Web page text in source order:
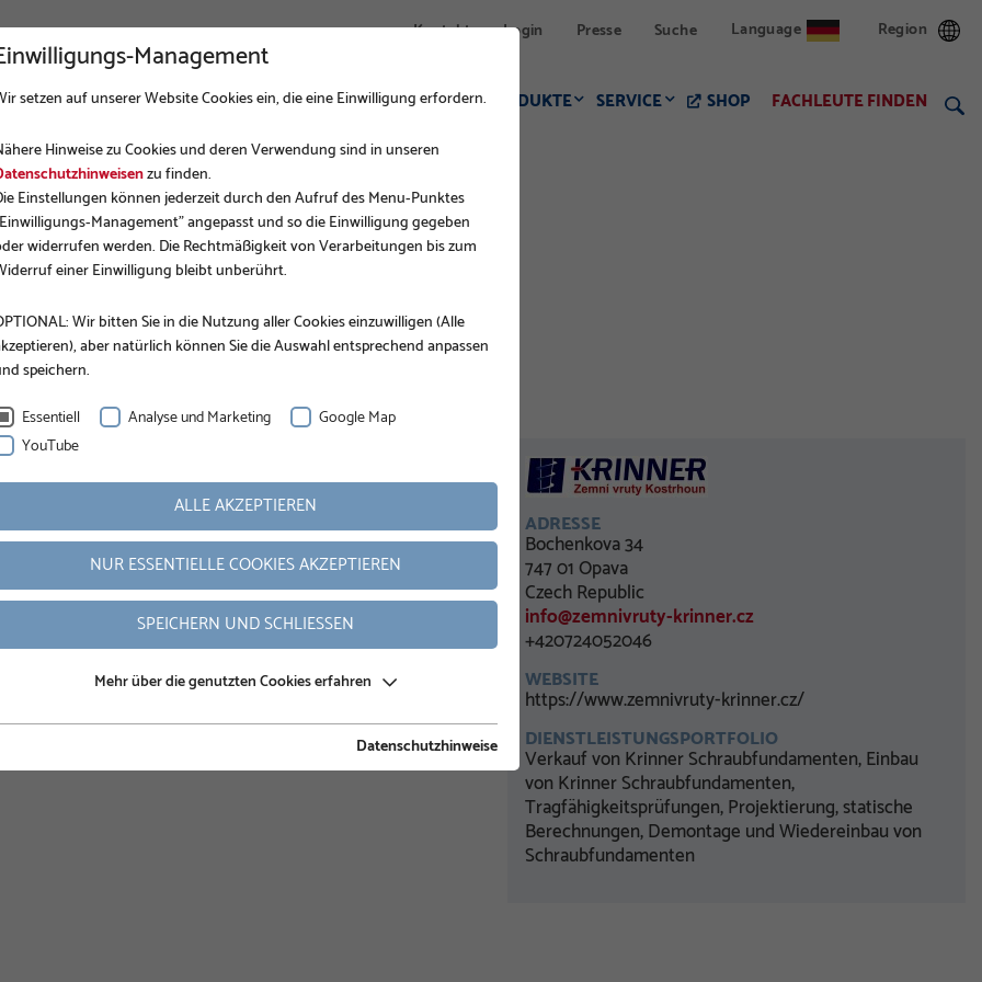
Kontakt Login Presse Suche Language Region
UNTERNEHMEN FUNDAMENTBAU ANWENDUNGEN PRODUKTE SERVICE SHOP FACHLEUTE FINDEN
s.r.o.
ADRESSE
Bochenkova 34
747 01 Opava
Czech Republic
info@zemnivruty-krinner.cz
+420724052046
WEBSITE
https://www.zemnivruty-krinner.cz/
DIENSTLEISTUNGSPORTFOLIO
Verkauf von Krinner Schraubfundamenten, Einbau
von Krinner Schraubfundamenten,
Tragfähigkeitsprüfungen, Projektierung, statische
Berechnungen, Demontage und Wiedereinbau von
Schraubfundamenten
Schraubfundamente GmbH für die Tschechische
Management
setzen auf unserer Website Cookies ein, die eine Einwilligung erfordern.
Hinweise zu Cookies und deren Verwendung sind in unseren
zu finden.
Einstellungen können jederzeit durch den Aufruf des Menu-Punktes
Management" angepasst und so die Einwilligung gegeben
widerrufen werden. Die Rechtmäßigkeit von Verarbeitungen bis zum
einer Einwilligung bleibt unberührt.
Wir bitten Sie in die Nutzung aller Cookies einzuwilligen (Alle
aber natürlich können Sie die Auswahl entsprechend anpassen
speichern.
Essentiell
Analyse und Marketing
Google Map
YouTube
ALLE AKZEPTIEREN
NUR ESSENTIELLE COOKIES AKZEPTIEREN
SPEICHERN UND SCHLIESSEN
Mehr über die genutzten Cookies erfahren
Datenschutzhinweise